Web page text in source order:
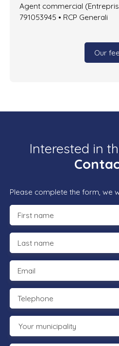
Agent commercial
791053945 • RCP Generali
Our
Interested in
Please complete the form, we
First name
Last name
Email
Telephone
Your municipality